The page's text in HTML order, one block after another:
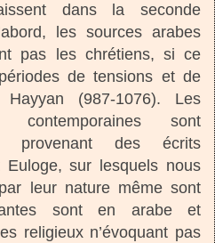
dans la seconde
les sources arabes
pas les chrétiens, si ce
de tensions et de
(987-1076). Les
contemporaines sont
provenant des écrits
Euloge, sur lesquels nous
leur nature même sont
sont en arabe et
religieux n’évoquant pas